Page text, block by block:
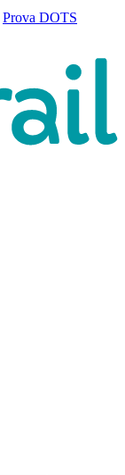
Prova DOTS